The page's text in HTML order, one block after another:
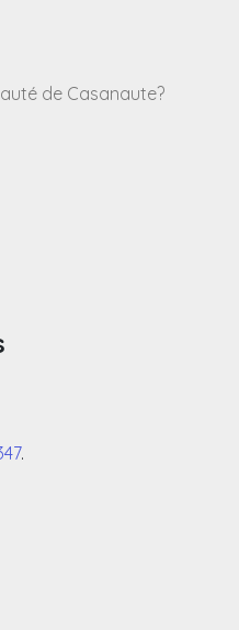
de Casanaute?
.